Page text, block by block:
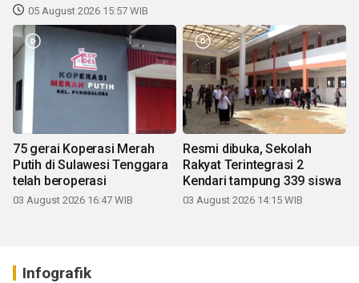
05 August 2026 15:57 WIB
75 gerai Koperasi Merah
Putih di Sulawesi Tenggara
telah beroperasi
03 August 2026 16:47 WIB
Resmi dibuka, Sekolah
Rakyat Terintegrasi 2
Kendari tampung 339 siswa
03 August 2026 14:15 WIB
Infografik